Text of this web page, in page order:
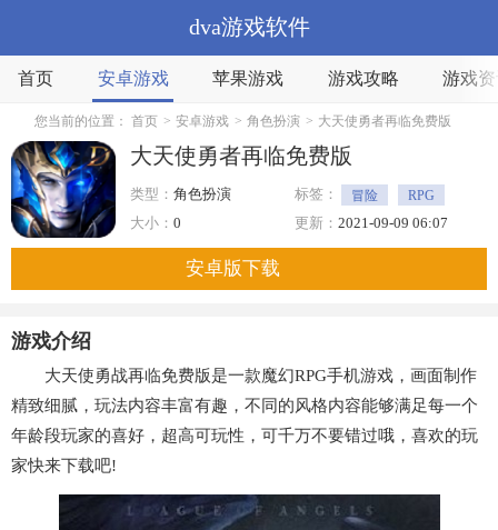
dva游戏软件
首页 安卓游戏 苹果游戏 游戏攻略 游戏
您当前的位置： 首页 > 安卓游戏 > 角色扮演 > 大天使勇者再临免费版
大天使勇者再临免费版
类型： 角色扮演 标签： 冒险
RPG
魔幻
战斗
大小： 0 更新： 2021-09-09 06:07
安卓版下载
游戏介绍
大天使勇战再临免费版是一款魔幻RPG手机游戏，画面制作
精致细腻，玩法内容丰富有趣，不同的风格内容能够满足每一个
年龄段玩家的喜好，超高可玩性，可千万不要错过哦，喜欢的玩
家快来下载吧!